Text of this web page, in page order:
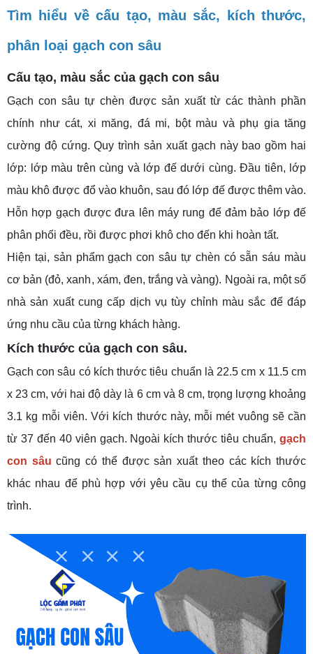
Tìm hiểu về cấu tạo, màu sắc, kích thước,
phân loại gạch con sâu
Cấu tạo, màu sắc của gạch con sâu
Gạch con sâu tự chèn được sản xuất từ các thành phần
chính như cát, xi măng, đá mi, bột màu và phụ gia tăng
cường độ cứng. Quy trình sản xuất gạch này bao gồm hai
lớp: lớp màu trên cùng và lớp đế dưới cùng. Đầu tiên, lớp
màu khô được đổ vào khuôn, sau đó lớp đế được thêm vào.
Hỗn hợp gạch được đưa lên máy rung để đảm bảo lớp đế
phân phối đều, rồi được phơi khô cho đến khi hoàn tất.
Hiện tại, sản phẩm gạch con sâu tự chèn có sẵn sáu màu
cơ bản (đỏ, xanh, xám, đen, trắng và vàng). Ngoài ra, một số
nhà sản xuất cung cấp dịch vụ tùy chỉnh màu sắc để đáp
ứng nhu cầu của từng khách hàng.
Kích thước của gạch con sâu.
Gạch con sâu có kích thước tiêu chuẩn là 22.5 cm x 11.5 cm
x 23 cm, với hai độ dày là 6 cm và 8 cm, trọng lượng khoảng
3.1 kg mỗi viên. Với kích thước này, mỗi mét vuông sẽ cần
từ 37 đến 40 viên gạch. Ngoài kích thước tiêu chuẩn, gạch
con sâu cũng có thể được sản xuất theo các kích thước
khác nhau để phù hợp với yêu cầu cụ thể của từng công
trình.